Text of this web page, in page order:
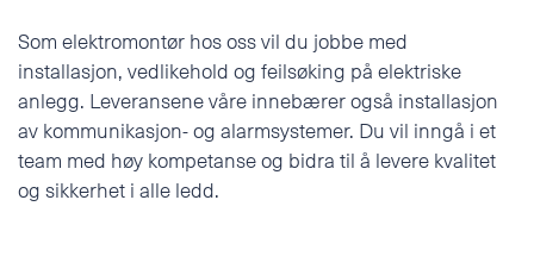
POLSKI
Telefon
E-post
Som elektromontør hos oss vil du jobbe med
installasjon, vedlikehold og feilsøking på elektriske
anlegg. Leveransene våre innebærer også installasjon
av kommunikasjon- og alarmsystemer. Du vil inngå i et
team med høy kompetanse og bidra til å levere kvalitet
og sikkerhet i alle ledd.